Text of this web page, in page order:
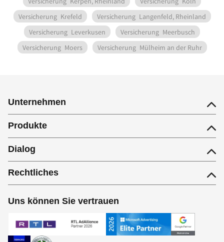
Versicherung Krefeld Versicherung Langenfeld, Rheinland
Versicherung Leverkusen Versicherung Meerbusch
Versicherung Moers Versicherung Mülheim an der Ruhr
Unternehmen
Produkte
Dialog
Rechtliches
Uns können Sie vertrauen